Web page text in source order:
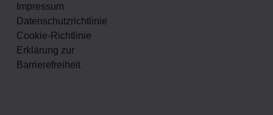
Impressum
Datenschutzrichtlinie
Cookie-Richtlinie
Erklärung zur
Barrierefreiheit